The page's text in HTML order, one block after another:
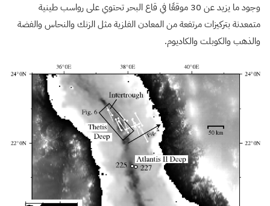
وجود ما يزيد عن 30 موقعًا في قاع البحر تحتوي على رواسب طينية
متمعدنة بتركيزات مرتفعة من المعادن الفلزية مثل الزنك والنحاس والفضة
والذهب والكوبلت والكاديوم.